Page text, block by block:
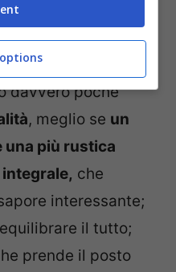
senza burro: un’eredità
davvero poche
, meglio se un
una più rustica
che
interessante;
il tutto;
prende il posto